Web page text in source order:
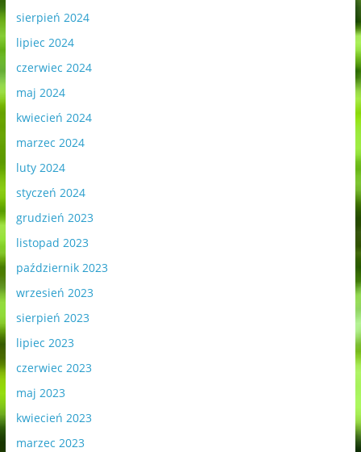
sierpień 2024
lipiec 2024
czerwiec 2024
maj 2024
kwiecień 2024
marzec 2024
luty 2024
styczeń 2024
grudzień 2023
listopad 2023
październik 2023
wrzesień 2023
sierpień 2023
lipiec 2023
czerwiec 2023
maj 2023
kwiecień 2023
marzec 2023